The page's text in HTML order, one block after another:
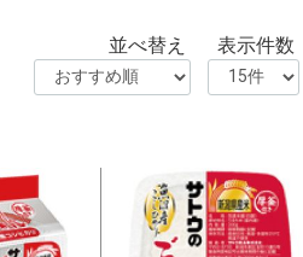
並べ替え 表示件数